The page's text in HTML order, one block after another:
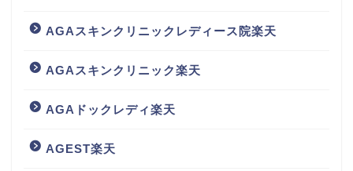
AGAスキンクリニックレディース院楽天
AGAスキンクリニック楽天
AGAドックレディ楽天
AGEST楽天